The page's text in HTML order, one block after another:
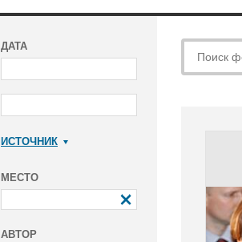
ДАТА
ИСТОЧНИК
МЕСТО
АВТОР